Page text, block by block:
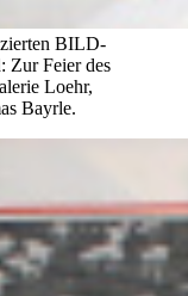
BILD-
Zur Feier des
Loehr,
Bayrle.